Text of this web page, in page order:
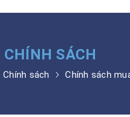
CHÍNH SÁCH
Chính sách Chính sách